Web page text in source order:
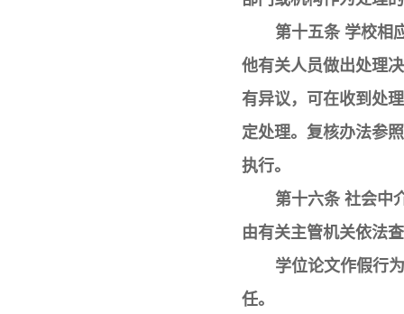
第十五条 学校相
他有关人员做出处理
有异议，可在收到处
定处理。复核办法参
执行。
第十六条 社会中
由有关主管机关依法
学位论文作假行
任。